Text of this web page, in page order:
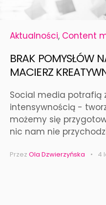
Aktualności, Content
BRAK POMYSŁÓW
MACIERZ
Social media potrafią
intensywnością -
możemy się
nic nam nie
Przez Ola Dzwierzyńska 4